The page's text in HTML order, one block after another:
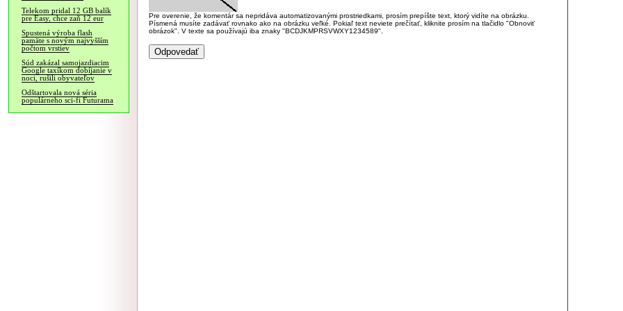
Telekom pridal 12 GB balík
pre Easy, chce zaň 12 eur
Spustená výroba flash
pamäte s novým najvyšším
počtom vrstiev
Súd zakázal samojazdiacim
Google taxíkom dobíjanie v
noci, rušili obyvateľov
Odštartovala nová séria
populárneho sci-fi Futurama
Pre overenie, že komentár sa nepridáva automatizovanými prostriedkami, prosím prepíšte text, ktorý vidíte na obrázku.
Písmená musíte zadávať rovnako ako na obrázku veľké. Pokiaľ text neviete prečítať, kliknite prosím na tlačidlo "Obnoviť
obrázok". V texte sa používajú iba znaky "BCDJKMPRSVWXY1234589".